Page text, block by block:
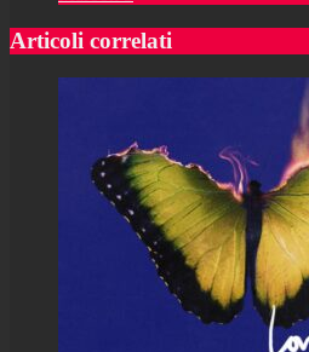
Articoli correlati